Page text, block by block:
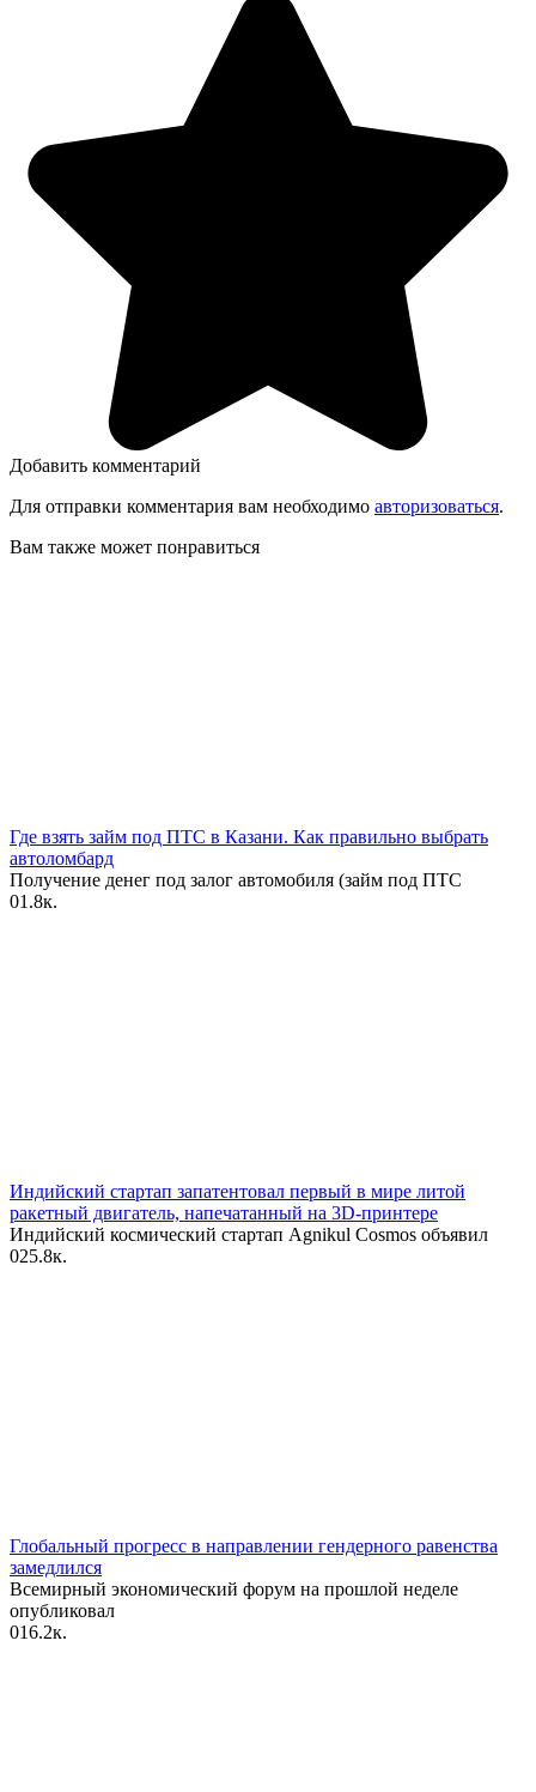
Добавить комментарий
Для отправки комментария вам необходимо авторизоваться.
Вам также может понравиться
Где взять займ под ПТС в Казани. Как правильно выбрать
автоломбард
Получение денег под залог автомобиля (займ под ПТС
01.8к.
Индийский стартап запатентовал первый в мире литой
ракетный двигатель, напечатанный на 3D-принтере
Индийский космический стартап Agnikul Cosmos объявил
025.8к.
Глобальный прогресс в направлении гендерного равенства
замедлился
Всемирный экономический форум на прошлой неделе
опубликовал
016.2к.